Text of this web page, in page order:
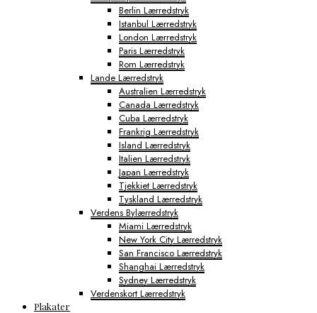
Berlin Lærredstryk
Istanbul Lærredstryk
London Lærredstryk
Paris Lærredstryk
Rom Lærredstryk
Lande Lærredstryk
Australien Lærredstryk
Canada Lærredstryk
Cuba Lærredstryk
Frankrig Lærredstryk
Island Lærredstryk
Italien Lærredstryk
Japan Lærredstryk
Tjekkiet Lærredstryk
Tyskland Lærredstryk
Verdens Bylærredstryk
Miami Lærredstryk
New York City Lærredstryk
San Francisco Lærredstryk
Shanghai Lærredstryk
Sydney Lærredstryk
Verdenskort Lærredstryk
Plakater